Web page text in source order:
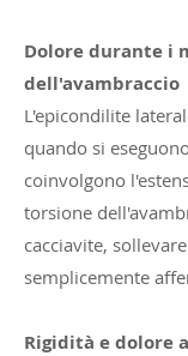
Dolore durante i
dell'avambraccio
L'epicondilite
quando si
coinvolgono
torsione
cacciavite,
semplicemente
Rigidità e dolore